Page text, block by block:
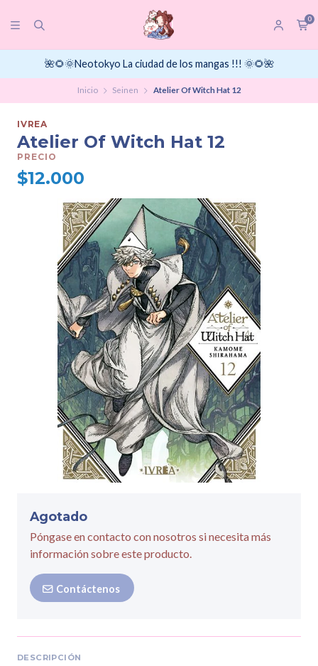
0
🌺🌻🌞Neotokyo La ciudad de los mangas !!! 🌞🌻🌺
Inicio Seinen Atelier Of Witch Hat 12
IVREA
Atelier Of Witch Hat 12
PRECIO
$12.000
Agotado
Póngase en contacto con nosotros si necesita más
información sobre este producto.
Contáctenos
DESCRIPCIÓN